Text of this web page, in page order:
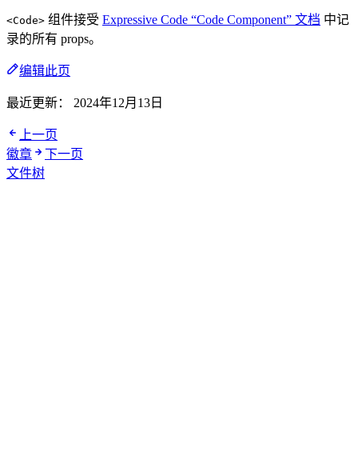
<Code> 组件接受 Expressive Code “Code Component” 文档 中记
录的所有 props。
编辑此页
最近更新： 2024年12月13日
上一页
徽章
下一页
文件树